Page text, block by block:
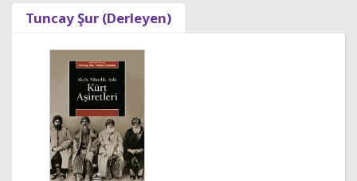
Tuncay Şur (Derleyen)